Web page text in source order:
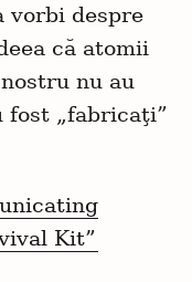
vorbi despre
că atomii
nu au
fost „fabricaţi”
Kit”